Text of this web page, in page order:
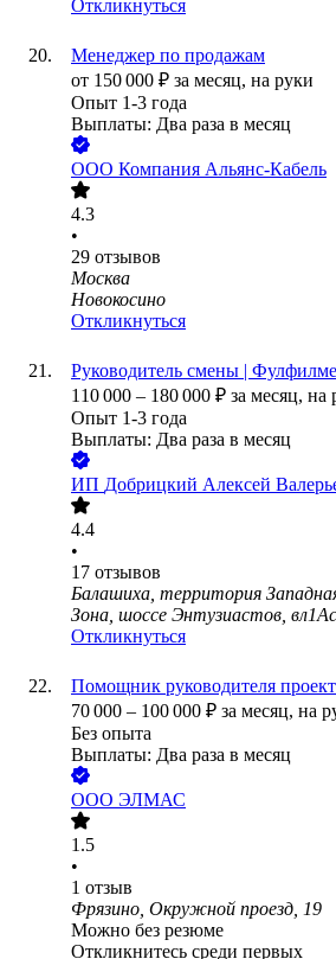
Откликнуться
Менеджер по продажам
от 150 000 ₽ за месяц, на руки
Опыт 1-3 года
Выплаты: Два раза в месяц
ООО Компания Альянс-Кабель
4.3
•
29 отзывов
Москва
Новокосино
Откликнуться
Руководитель смены |
110 000 – 180 000 ₽ за месяц, на
Опыт 1-3 года
Выплаты: Два раза в месяц
ИП Добрицкий Алексей
4.4
•
17 отзывов
Балашиха, территория
Зона, шоссе Энтузиастов,
Откликнуться
Помощник руководителя
70 000 – 100 000 ₽ за месяц, на
Без опыта
Выплаты: Два раза в месяц
ООО ЭЛМАС
1.5
•
1 отзыв
Фрязино, Окружной проезд, 19
Можно без резюме
Откликнитесь среди первых